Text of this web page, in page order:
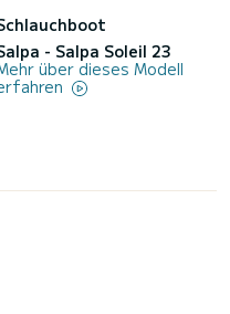
- Salpa Soleil 23
über dieses Modell